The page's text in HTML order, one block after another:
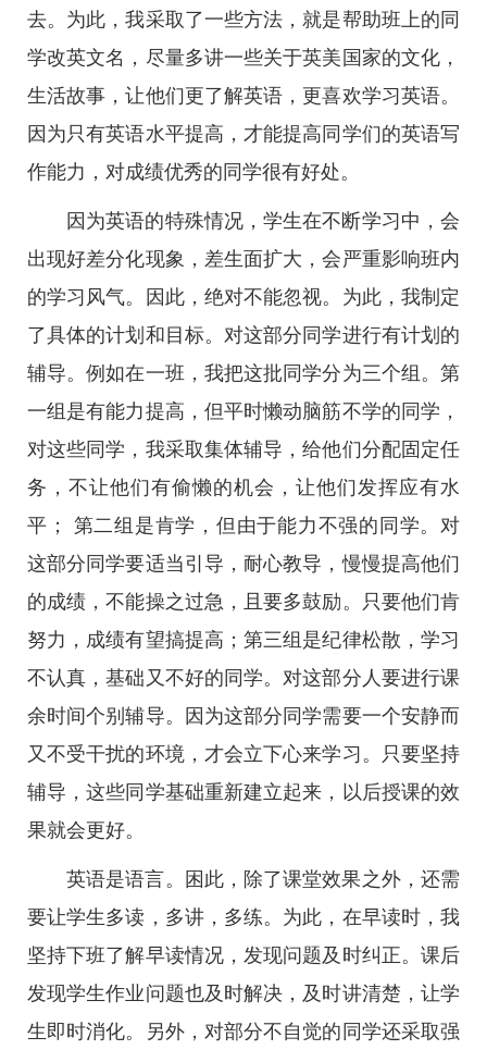
去。为此，我采取了一些方法，就是帮助班上的同
学改英文名，尽量多讲一些关于英美国家的文化，
生活故事，让他们更了解英语，更喜欢学习英语。
因为只有英语水平提高，才能提高同学们的英语写
作能力，对成绩优秀的同学很有好处。
因为英语的特殊情况，学生在不断学习中，会
出现好差分化现象，差生面扩大，会严重影响班内
的学习风气。因此，绝对不能忽视。为此，我制定
了具体的计划和目标。对这部分同学进行有计划的
辅导。例如在一班，我把这批同学分为三个组。第
一组是有能力提高，但平时懒动脑筋不学的同学，
对这些同学，我采取集体辅导，给他们分配固定任
务，不让他们有偷懒的机会，让他们发挥应有水
平； 第二组是肯学，但由于能力不强的同学。对
这部分同学要适当引导，耐心教导，慢慢提高他们
的成绩，不能操之过急，且要多鼓励。只要他们肯
努力，成绩有望搞提高；第三组是纪律松散，学习
不认真，基础又不好的同学。对这部分人要进行课
余时间个别辅导。因为这部分同学需要一个安静而
又不受干扰的环境，才会立下心来学习。只要坚持
辅导，这些同学基础重新建立起来，以后授课的效
果就会更好。
英语是语言。困此，除了课堂效果之外，还需
要让学生多读，多讲，多练。为此，在早读时，我
坚持下班了解早读情况，发现问题及时纠正。课后
发现学生作业问题也及时解决，及时讲清楚，让学
生即时消化。另外，对部分不自觉的同学还采取强